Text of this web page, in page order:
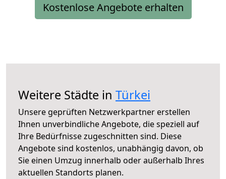
Kostenlose Angebote erhalten
Weitere Städte in Türkei
Unsere geprüften Netzwerkpartner erstellen
Ihnen unverbindliche Angebote, die speziell auf
Ihre Bedürfnisse zugeschnitten sind. Diese
Angebote sind kostenlos, unabhängig davon, ob
Sie einen Umzug innerhalb oder außerhalb Ihres
aktuellen Standorts planen.